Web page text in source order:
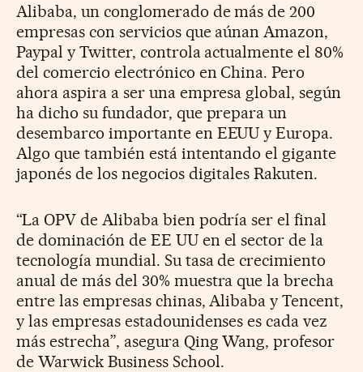
Alibaba, un conglomerado de más de 200
empresas con servicios que aúnan Amazon,
Paypal y Twitter, controla actualmente el 80%
del comercio electrónico en China. Pero
ahora aspira a ser una empresa global, según
ha dicho su fundador, que prepara un
desembarco importante en EEUU y Europa.
Algo que también está intentando el gigante
japonés de los negocios digitales Rakuten.
“La OPV de Alibaba bien podría ser el final
de dominación de EE UU en el sector de la
tecnología mundial. Su tasa de crecimiento
anual de más del 30% muestra que la brecha
entre las empresas chinas, Alibaba y Tencent,
y las empresas estadounidenses es cada vez
más estrecha”, asegura Qing Wang, profesor
de Warwick Business School.